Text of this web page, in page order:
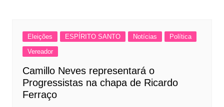
Eleições ESPÍRITO SANTO Notícias
Política
Vereador
Camillo Neves representará o
Progressistas na chapa de Ricardo
Ferraço